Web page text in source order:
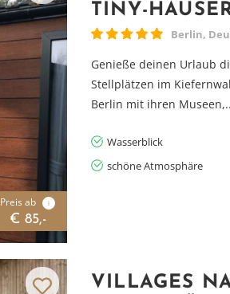
Preis ab i
€ 85,-
TINY-
Berlin,
Genieße deinen Urlaub
Stellplätzen im
Berlin mit ihren
Wasserblick
schöne Atmosphäre
VILLAGES